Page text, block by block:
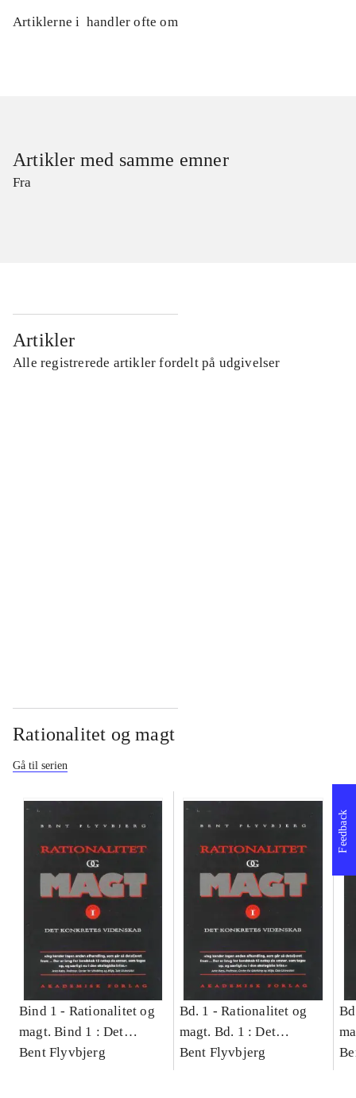
Artiklerne i handler ofte om
Artikler med samme emner
Fra
Artikler
Alle registrerede artikler fordelt på udgivelser
Rationalitet og magt
Gå til serien
Bind 1 - Rationalitet og
magt. Bind 1 : Det
konkretes videnskab
Bent Flyvbjerg
Bd. 1 -Rationalitet og
magt. Bd. 1 : Det
konkretes videnskab
Bent Flyvbjerg
Feedback